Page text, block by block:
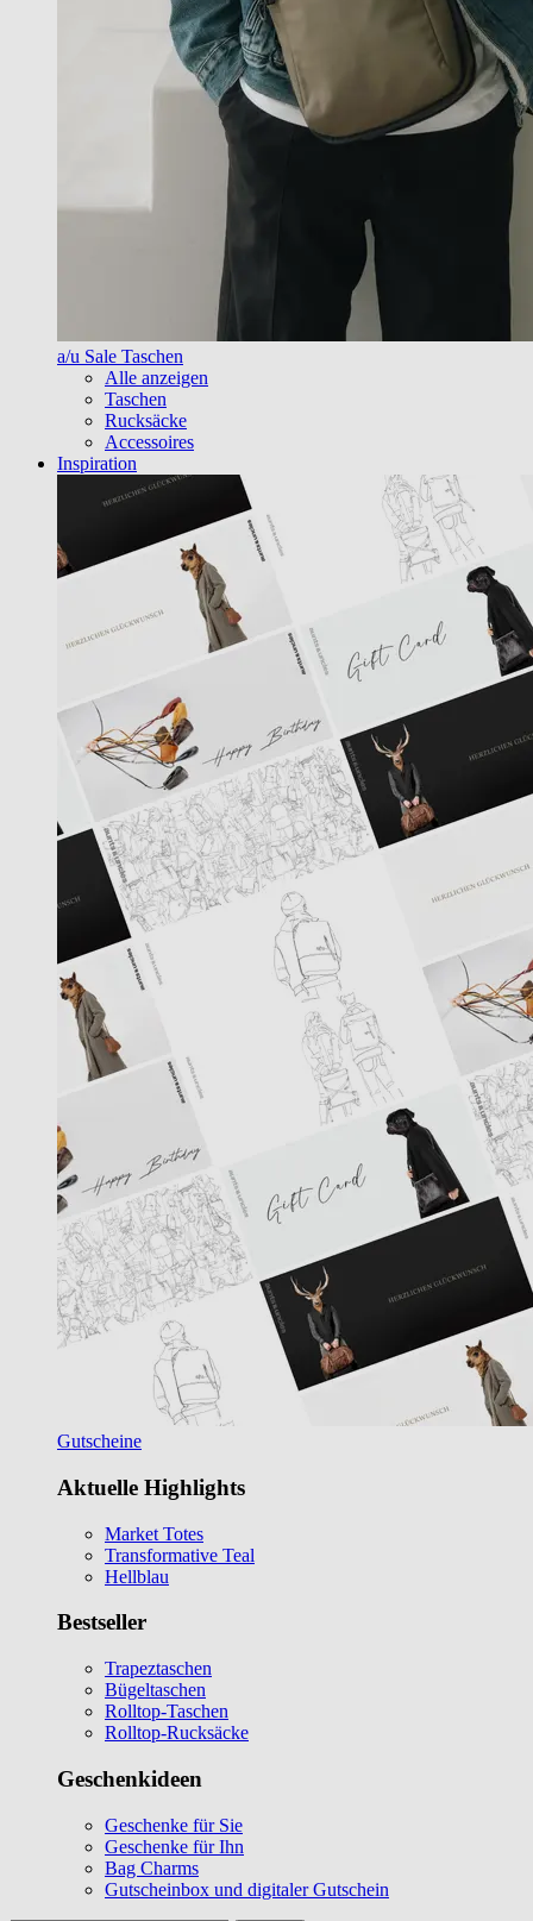
a/u Sale Taschen
Alle anzeigen
Taschen
Rucksäcke
Accessoires
Inspiration
Gutscheine
Aktuelle Highlights
Market Totes
Transformative Teal
Hellblau
Bestseller
Trapeztaschen
Bügeltaschen
Rolltop-Taschen
Rolltop-Rucksäcke
Geschenkideen
Geschenke für Sie
Geschenke für Ihn
Bag Charms
Gutscheinbox und digitaler Gutschein